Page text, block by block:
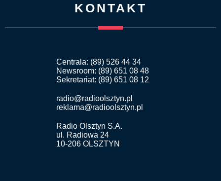
KONTAKT
Centrala: (89) 526 44 34
Newsroom: (89) 651 08 48
Sekretariat: (89) 651 08 12
radio@radioolsztyn.pl
reklama@radioolsztyn.pl
Radio Olsztyn S.A.
ul. Radiowa 24
10-206 OLSZTYN